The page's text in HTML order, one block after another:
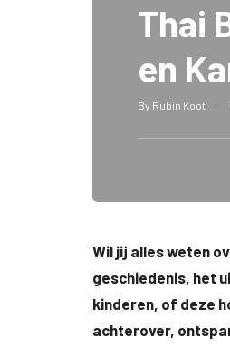
Thai
en
By Rubin Koot
Wil jij alles weten
geschiedenis, het
kinderen, of deze
achterover,